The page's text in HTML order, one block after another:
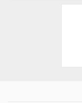
Von großem Interesse
und Giglio und die
Monte Amiata. Für